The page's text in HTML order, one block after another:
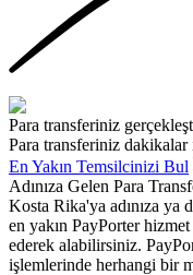
Para transferiniz
Para transferiniz dakikalar
En Yakın Temsilcinizi Bul
Adınıza Gelen Para
Kosta Rika'ya adınıza ya
en yakın PayPorter hizmet
ederek alabilirsiniz.
işlemlerinde herhangi bir